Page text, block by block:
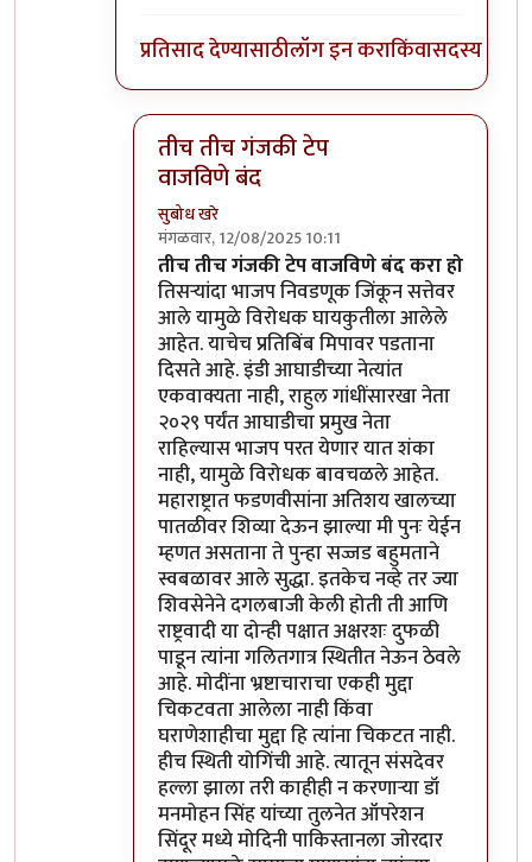
प्रतिसाद देण्यासाठीलॉग इन कराकिंवासदस्य व्हा
तीच तीच गंजकी टेप
वाजविणे बंद
सुबोध खरे
मंगळवार, 12/08/2025 10:11
In reply toगंजकी टेपbyचंद्रसूर्यकुमार
तीच तीच गंजकी टेप वाजविणे बंद करा हो
तिसऱ्यांदा भाजप निवडणूक जिंकून सत्तेवर
आले यामुळे विरोधक घायकुतीला आलेले
आहेत. याचेच प्रतिबिंब मिपावर पडताना
दिसते आहे. इंडी आघाडीच्या नेत्यांत
एकवाक्यता नाही, राहुल गांधींसारखा नेता
२०२९ पर्यंत आघाडीचा प्रमुख नेता
राहिल्यास भाजप परत येणार यात शंका
नाही, यामुळे विरोधक बावचळले आहेत.
महाराष्ट्रात फडणवीसांना अतिशय खालच्या
पातळीवर शिव्या देऊन झाल्या मी पुनः येईन
म्हणत असताना ते पुन्हा सज्जड बहुमताने
स्वबळावर आले सुद्धा. इतकेच नव्हे तर ज्या
शिवसेनेने दगलबाजी केली होती ती आणि
राष्ट्रवादी या दोन्ही पक्षात अक्षरशः दुफळी
पाडून त्यांना गलितगात्र स्थितीत नेऊन ठेवले
आहे. मोदींना भ्रष्टाचाराचा एकही मुद्दा
चिकटवता आलेला नाही किंवा
घराणेशाहीचा मुद्दा हि त्यांना चिकटत नाही.
हीच स्थिती योगिंची आहे. त्यातून संसदेवर
हल्ला झाला तरी काहीही न करणाऱ्या डॉ
मनमोहन सिंह यांच्या तुलनेत ऑपरेशन
सिंदूर मध्ये मोदिनी पाकिस्तानला जोरदार